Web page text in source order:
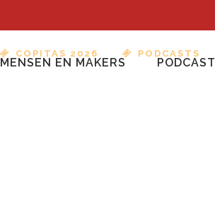
COPITAS 2026 PODCASTS
MENSEN EN MAKERS PODCAST